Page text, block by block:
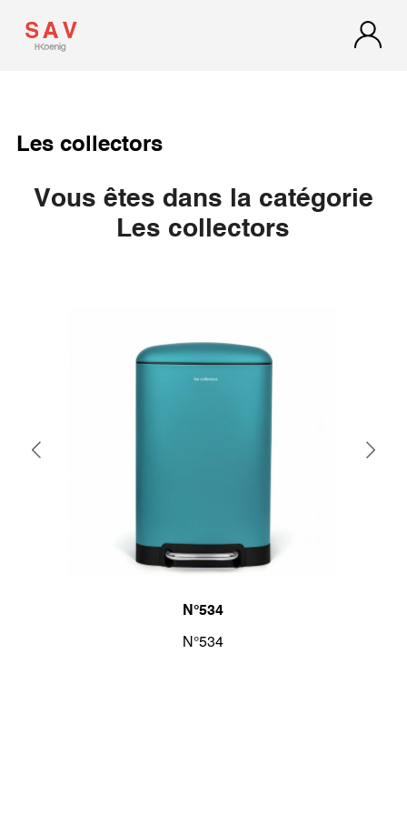
Les collectors
Vous êtes dans la catégorie
Les collectors
N°534
N°534